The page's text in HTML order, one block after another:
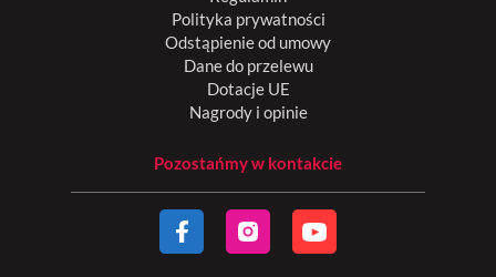
Polityka prywatności
Odstąpienie od umowy
Dane do przelewu
Dotacje UE
Nagrody i opinie
Pozostańmy w kontakcie